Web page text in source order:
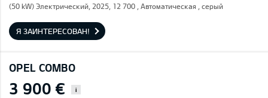
(50 kW) Электрический, 2025, 12 700 , Автоматическая , серый
Я ЗАИНТЕРЕСОВАН!
OPEL COMBO
3 900 € i